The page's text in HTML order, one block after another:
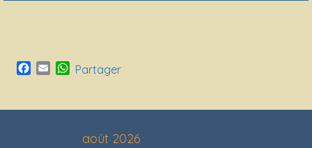
Facebook
EmailWhatsApp
Partager
août 2026